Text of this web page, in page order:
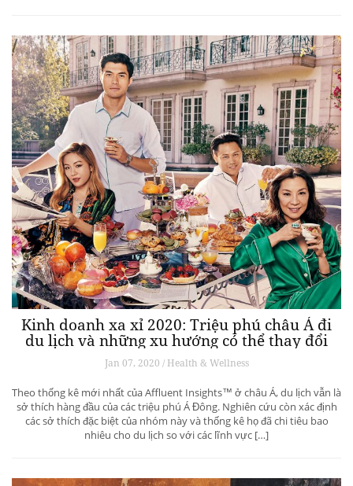
Kinh doanh xa xỉ 2020: Triệu phú châu Á đi
du lịch và những xu hướng có thể thay đổi
ngành du lịch thượng lưu
Jan 07, 2020 / Health & Wellness
Theo thống kê mới nhất của Affluent Insights™ ở châu Á, du lịch vẫn là
sở thích hàng đầu của các triệu phú Á Đông. Nghiên cứu còn xác định
các sở thích đặc biệt của nhóm này và thống kê họ đã chi tiêu bao
nhiêu cho du lịch so với các lĩnh vực […]